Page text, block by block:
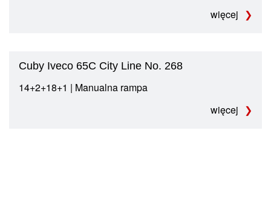
więcej
Cuby Iveco 65C City Line No. 268
14+2+18+1 | Manualna rampa
więcej